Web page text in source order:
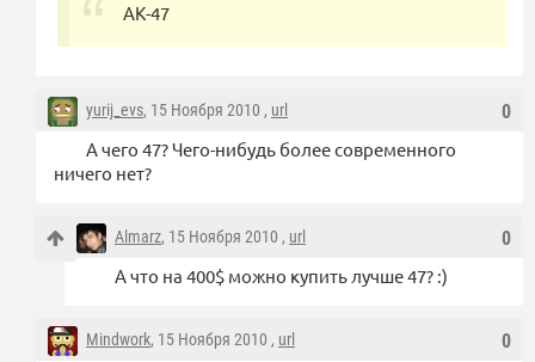
АК-47
0
yurij_evs, 15 Ноября 2010 , url
А чего 47? Чего-нибудь более современного
ничего нет?
0
Almarz, 15 Ноября 2010 , url
А что на 400$ можно купить лучше 47? :)
0
Mindwork, 15 Ноября 2010 , url